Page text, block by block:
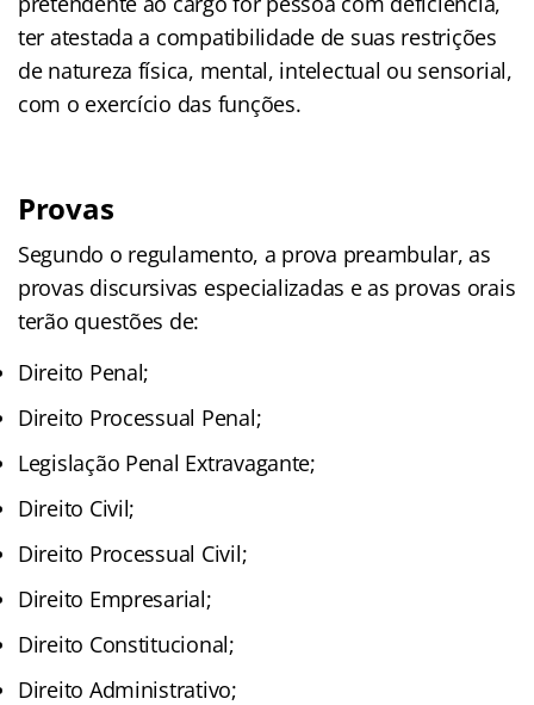
ter atestada a compatibilidade de suas restrições
de natureza física, mental, intelectual ou sensorial,
com o exercício das funções.
Provas
Segundo o regulamento, a prova preambular, as
provas discursivas especializadas e as provas orais
terão questões de:
Direito Penal;
Direito Processual Penal;
Legislação Penal Extravagante;
Direito Civil;
Direito Processual Civil;
Direito Empresarial;
Direito Constitucional;
Direito Administrativo;